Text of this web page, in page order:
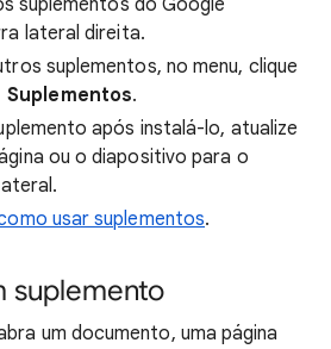
suplementos do Google
lateral direita.
suplementos, no menu, clique
Suplementos.
após instalá-lo, atualize
ou o diapositivo para o
usar suplementos.
suplemento
um documento, uma página